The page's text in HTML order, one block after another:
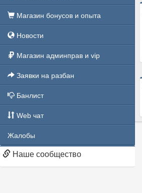
Магазин бонусов и опыта
Новости
Магазин админправ и vip
Заявки на разбан
Банлист
Web чат
Жалобы
Наше сообщество